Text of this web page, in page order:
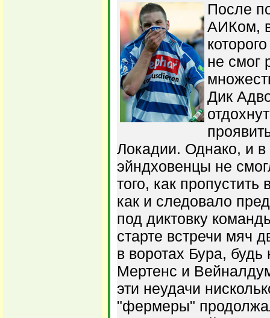
После
АИКом,
не смог
Дик
Локадии. Однако, и в
эйндховенцы не
того, как
как и следовало
под диктовку
старте встречи мяч
в воротах Бура,
Мертенс и
эти неудачи
"фермеры"